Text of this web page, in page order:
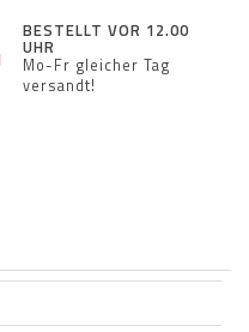
BESTELLT VOR 12.00
UHR
Mo-Fr gleicher Tag
versandt!